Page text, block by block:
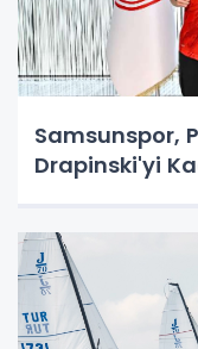
Samsunspor,
Drapinski'yi